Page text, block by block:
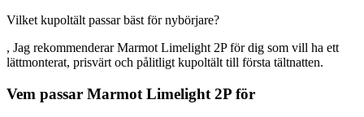
Vilket kupoltält passar bäst för nybörjare?
, Jag rekommenderar Marmot Limelight 2P för dig som vill ha ett
lättmonterat, prisvärt och pålitligt kupoltält till första tältnatten.
Vem passar Marmot Limelight 2P för